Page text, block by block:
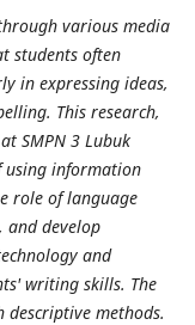
various media
students often
in expressing ideas,
This research,
SMPN 3 Lubuk
using information
role of language
and develop
and
writing skills. The
methods.